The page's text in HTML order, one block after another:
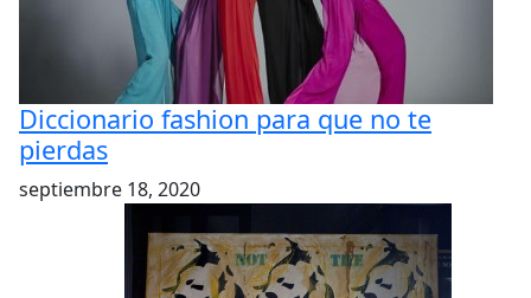
Diccionario fashion para que no te
pierdas
septiembre 18, 2020